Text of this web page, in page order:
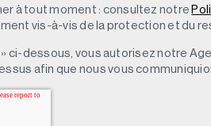
à tout moment : consultez notre
vis-à-vis de la protection et du
» ci-dessous, vous autorisez notre
afin que nous vous